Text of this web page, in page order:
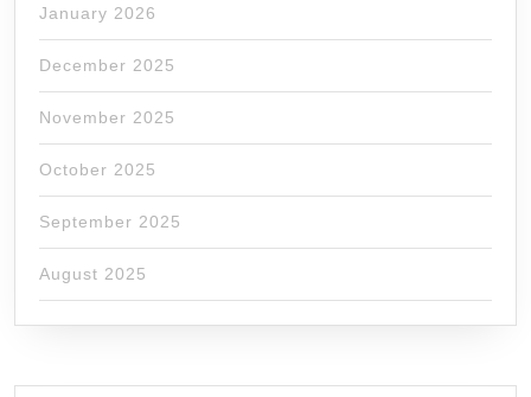
January 2026
December 2025
November 2025
October 2025
September 2025
August 2025